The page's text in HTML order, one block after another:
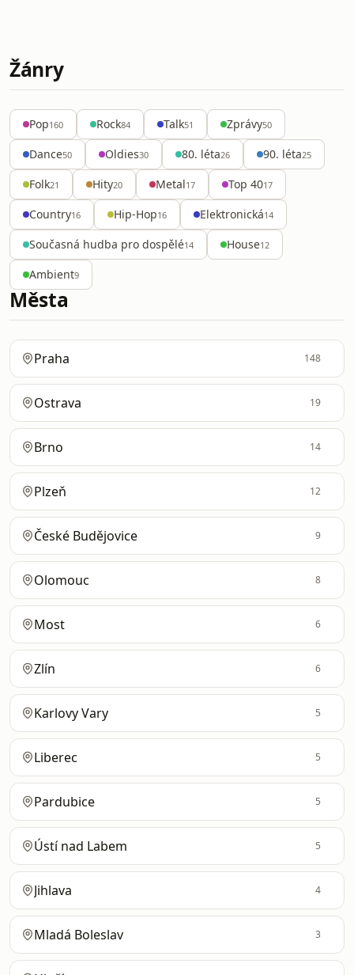
Žánry
Pop160 Rock84 Talk51 Zprávy50
Dance50 Oldies30 80. léta26 90. léta25
Folk21 Hity20 Metal17 Top 4017
Country16 Hip-Hop16 Elektronická14
Současná hudba pro dospělé14 House12
Ambient9
Města
Praha 148
Ostrava 19
Brno 14
Plzeň 12
České Budějovice 9
Olomouc 8
Most 6
Zlín 6
Karlovy Vary 5
Liberec 5
Pardubice 5
Ústí nad Labem 5
Jihlava 4
Mladá Boleslav 3